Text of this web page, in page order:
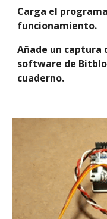
Carga el
funcionamiento.
Añade un captura
software de
cuaderno.